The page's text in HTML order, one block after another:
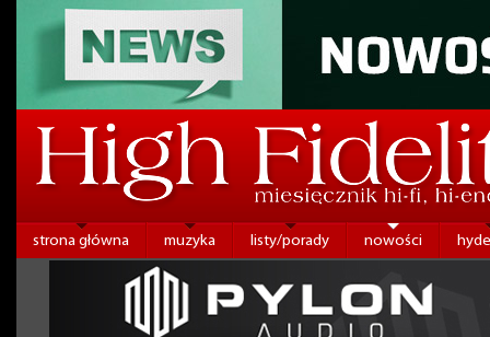
strona główna muzyka listy/porady nowości